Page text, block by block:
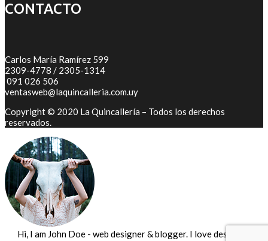
CONTACTO
Carlos María Ramírez 599
2309-4778 / 2305-1314
091 026 506
ventasweb@laquincalleria.com.uy
Copyright © 2020 La Quincallería – Todos los derechos
reservados.
Hi, I am John Doe - web designer & blogger. I love design and